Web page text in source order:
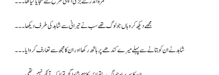
مجھے دیکھ کر وہاں جو لوگ تھے سب نے حیرانی سے شاہد کی طرف دیکھا۔۔۔
شاہد نے ان کو بتانے سے پہلے میرے کندھے پر ہاتھ رکھا اور ان کا مجھ سے تعارف کروایا۔۔۔